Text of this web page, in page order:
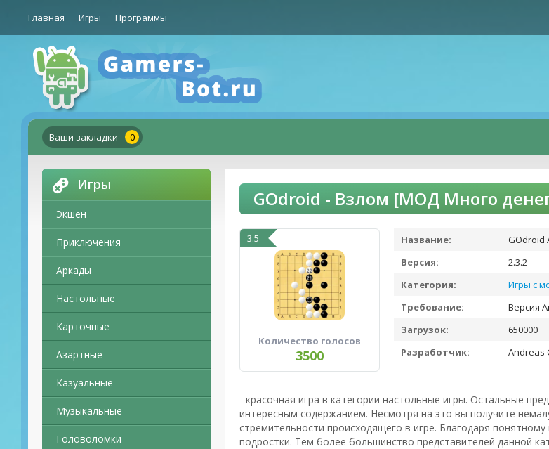
Главная Игры Программы
Ваши закладки 0
Игры
Экшен
Приключения
Аркады
Настольные
Карточные
Азартные
Казуальные
Музыкальные
Головоломки
GOdroid - Взлом [МОД Много
3.5
Количество голосов
3500
Название:
GOdroid
Версия:
2.3.2
Категория:
Игры с
Требование:
Версия
Загрузок:
650000
Разработчик:
Andreas
- красочная игра в категории настольные игры. Остальные
интересным содержанием. Несмотря на это вы получите
стремительности происходящего в игре. Благодаря
подростки. Тем более большинство представителей данной